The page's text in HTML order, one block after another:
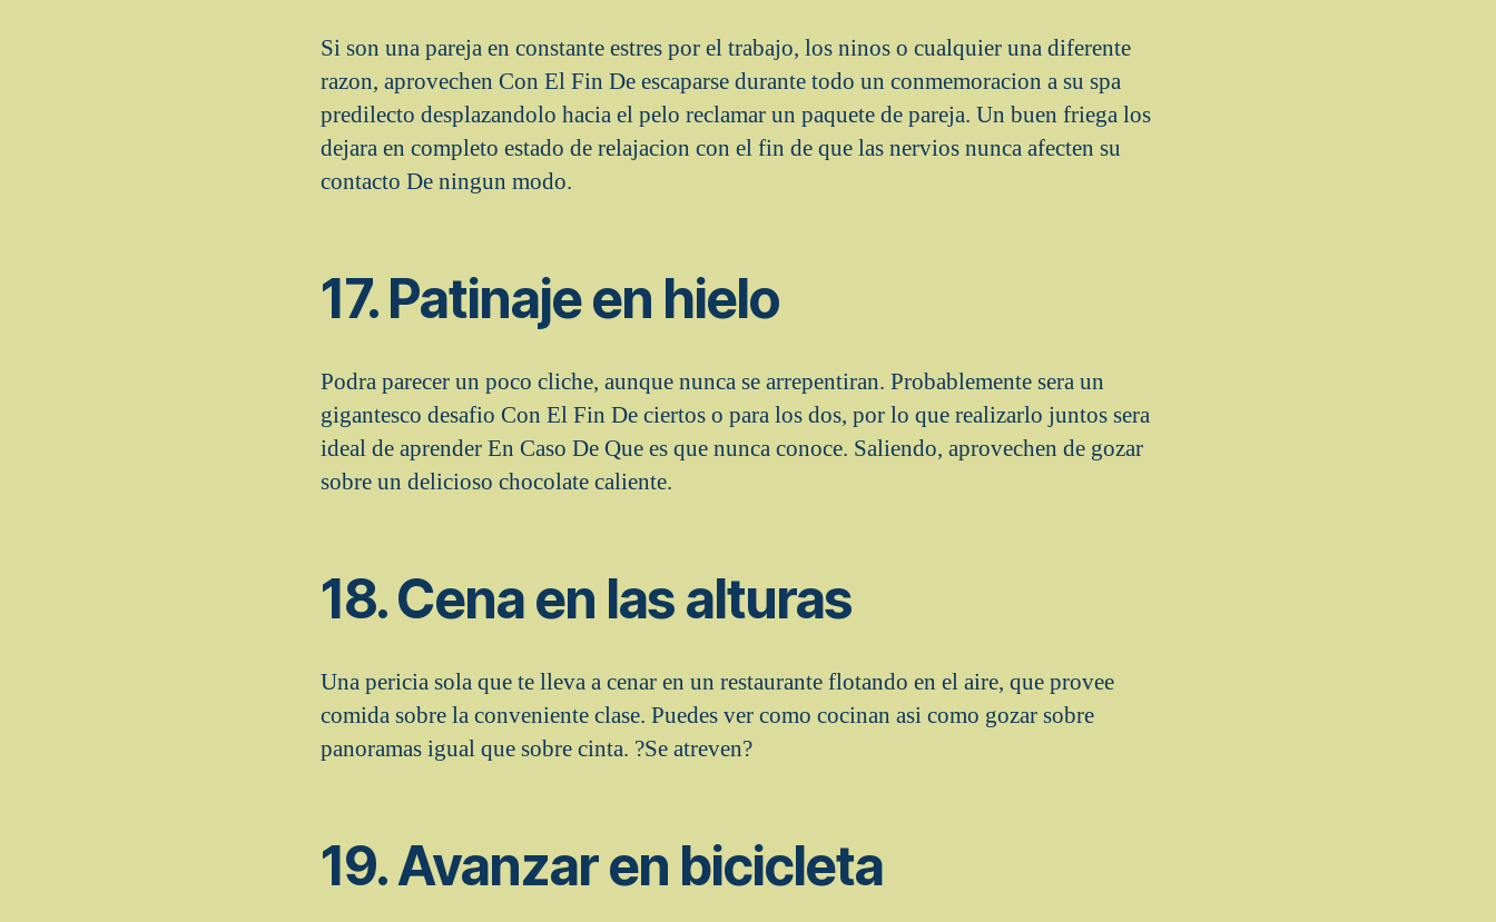
Si son una pareja en constante estres por el trabajo, los ninos o cualquier una diferente
razon, aprovechen Con El Fin De escaparse durante todo un conmemoracion a su spa
predilecto desplazandolo hacia el pelo reclamar un paquete de pareja. Un buen friega los
dejara en completo estado de relajacion con el fin de que las nervios nunca afecten su
contacto De ningun modo.
17. Patinaje en hielo
Podra parecer un poco cliche, aunque nunca se arrepentiran. Probablemente sera un
gigantesco desafio Con El Fin De ciertos o para los dos, por lo que realizarlo juntos sera
ideal de aprender En Caso De Que es que nunca conoce. Saliendo, aprovechen de gozar
sobre un delicioso chocolate caliente.
18. Cena en las alturas
Una pericia sola que te lleva a cenar en un restaurante flotando en el aire, que provee
comida sobre la conveniente clase. Puedes ver como cocinan asi­ como gozar sobre
panoramas igual que sobre cinta. ?Se atreven?
19. Avanzar en bicicleta